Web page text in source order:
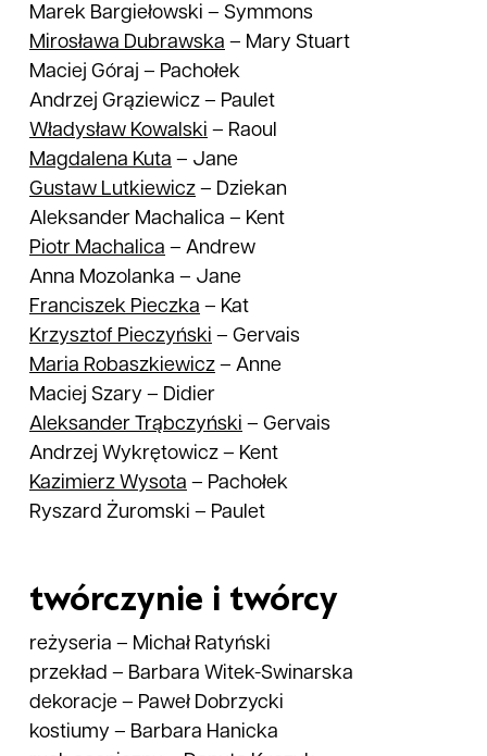
Marek Bargiełowski – Symmons
Mirosława Dubrawska – Mary Stuart
Maciej Góraj – Pachołek
Andrzej Grąziewicz – Paulet
Władysław Kowalski – Raoul
Magdalena Kuta – Jane
Gustaw Lutkiewicz – Dziekan
Aleksander Machalica – Kent
Piotr Machalica – Andrew
Anna Mozolanka – Jane
Franciszek Pieczka – Kat
Krzysztof Pieczyński – Gervais
Maria Robaszkiewicz – Anne
Maciej Szary – Didier
Aleksander Trąbczyński – Gervais
Andrzej Wykrętowicz – Kent
Kazimierz Wysota – Pachołek
Ryszard Żuromski – Paulet
twórczynie i twórcy
reżyseria – Michał Ratyński
przekład – Barbara Witek-Swinarska
dekoracje – Paweł Dobrzycki
kostiumy – Barbara Hanicka